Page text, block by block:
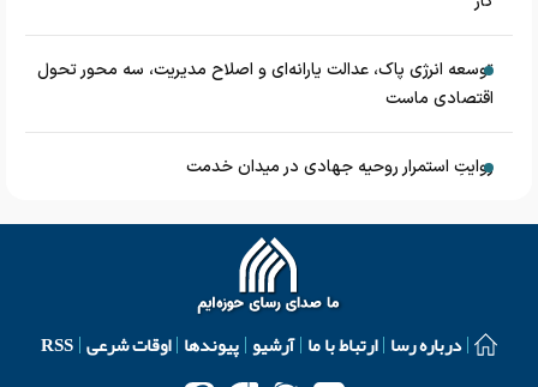
توسعه انرژی پاک، عدالت یارانه‌ای و اصلاح مدیریت، سه محور تحول
اقتصادی ماست
روایتِ استمرار روحیه جهادی در میدان خدمت
درباره رسا ارتباط با ما آرشیو پیوندها اوقات شرعی RSS